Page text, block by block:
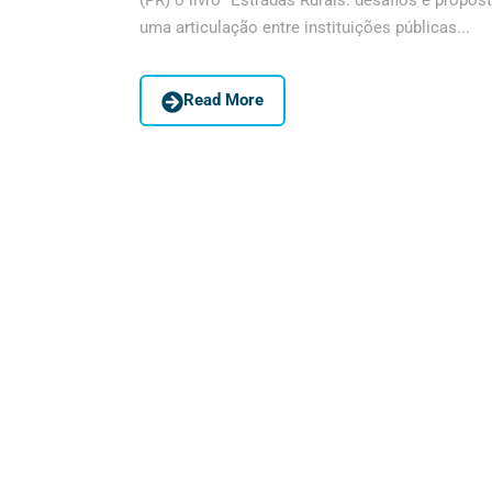
uma articulação entre instituições públicas...
Read More